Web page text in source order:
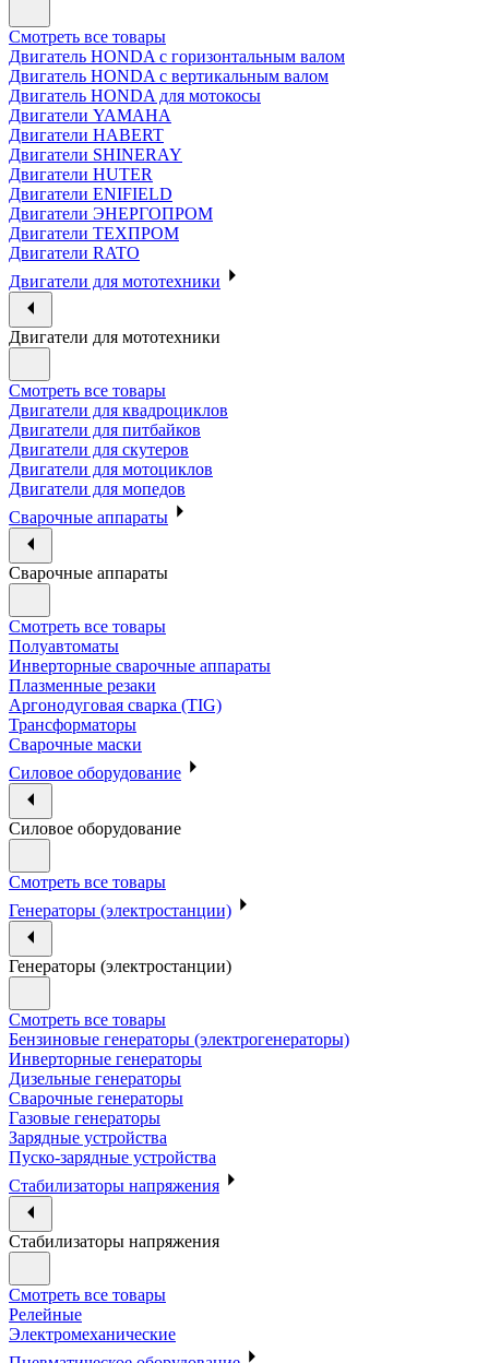
Смотреть все товары
Двигатель HONDA с горизонтальным валом
Двигатель HONDA с вертикальным валом
Двигатель HONDA для мотокосы
Двигатели YAMAHA
Двигатели HABERT
Двигатели SHINERAY
Двигатели HUTER
Двигатели ENIFIELD
Двигатели ЭНЕРГОПРОМ
Двигатели ТЕХПРОМ
Двигатели RATO
Двигатели для мототехники
Двигатели для мототехники
Смотреть все товары
Двигатели для квадроциклов
Двигатели для питбайков
Двигатели для скутеров
Двигатели для мотоциклов
Двигатели для мопедов
Сварочные аппараты
Сварочные аппараты
Смотреть все товары
Полуавтоматы
Инверторные сварочные аппараты
Плазменные резаки
Аргонодуговая сварка (TIG)
Трансформаторы
Сварочные маски
Силовое оборудование
Силовое оборудование
Смотреть все товары
Генераторы (электростанции)
Генераторы (электростанции)
Смотреть все товары
Бензиновые генераторы (электрогенераторы)
Инверторные генераторы
Дизельные генераторы
Сварочные генераторы
Газовые генераторы
Зарядные устройства
Пуско-зарядные устройства
Стабилизаторы напряжения
Стабилизаторы напряжения
Смотреть все товары
Релейные
Электромеханические